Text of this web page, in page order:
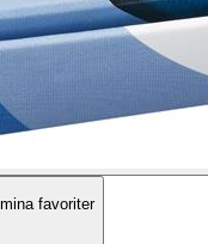
favoriter